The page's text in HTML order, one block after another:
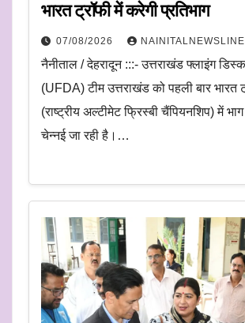
भारत ट्रॉफी में करेगी प्रतिभाग
07/08/2026
नैनीताल / देहरादून :::- उत्तराखंड फ्लाइंग
(UFDA) टीम उत्तराखंड को पहली बार भारत
(राष्ट्रीय अल्टीमेट फ्रिस्बी चैंपियनशिप) में
चेन्नई जा रही है।…